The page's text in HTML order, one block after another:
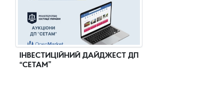
ІНВЕСТИЦІЙНИЙ ДАЙДЖЕСТ ДП
“СЕТАМ”